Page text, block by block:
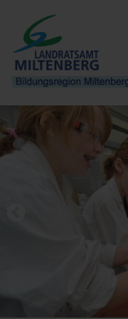
Bildungsregion
Aktuelles
Veranstaltungen /
Veranstaltung melden
Bildungsregionen in
Angebote & Projekte